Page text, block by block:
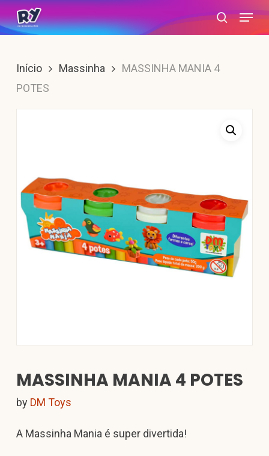
Skip
to
content
search
Menu
Início Massinha
MASSINHA MANIA 4
POTES
MASSINHA MANIA 4 POTES
by DM Toys
A Massinha Mania é super divertida!